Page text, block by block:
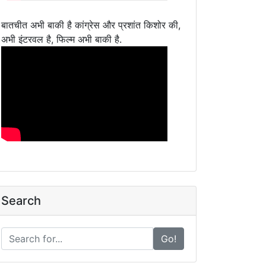
बातचीत अभी बाकी है कांग्रेस और प्रशांत किशोर की,
अभी इंटरवल है, फिल्म अभी बाकी है.
Search
Go!